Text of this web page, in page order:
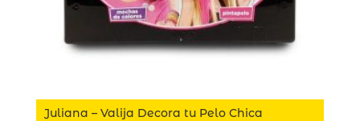
Juliana – Valija Decora tu Pelo Chica